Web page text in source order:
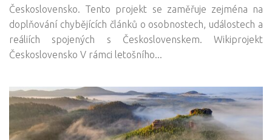
Československo. Tento projekt se zaměřuje zejména na
doplňování chybějících článků o osobnostech, událostech a
reáliích spojených s Československem. Wikiprojekt
Československo V rámci letošního...